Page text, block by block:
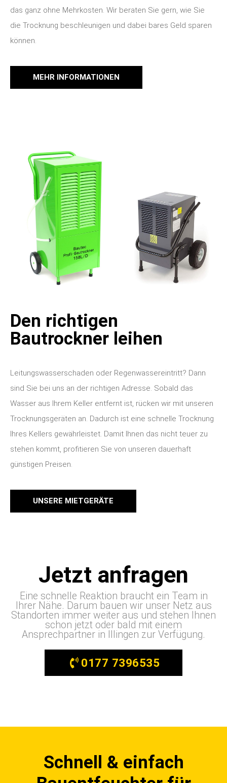
das ganz ohne Mehrkosten. Wir beraten Sie gern, wie Sie
die Trocknung beschleunigen und dabei bares Geld sparen
können.
MEHR INFORMATIONEN
Den richtigen
Bautrockner leihen
Leitungswasserschaden oder Regenwassereintritt? Dann
sind Sie bei uns an der richtigen Adresse. Sobald das
Wasser aus Ihrem Keller entfernt ist, rücken wir mit unseren
Trocknungsgeräten an. Dadurch ist eine schnelle Trocknung
Ihres Kellers gewährleistet. Damit Ihnen das nicht teuer zu
stehen kommt, profitieren Sie von unseren dauerhaft
günstigen Preisen.
UNSERE MIETGERÄTE
Jetzt anfragen
Eine schnelle Reaktion braucht ein Team in
Ihrer Nähe. Darum bauen wir unser Netz aus
Standorten immer weiter aus und stehen Ihnen
schon jetzt oder bald mit einem
Ansprechpartner in Illingen zur Verfügung.
0177 7396535
Schnell & einfach